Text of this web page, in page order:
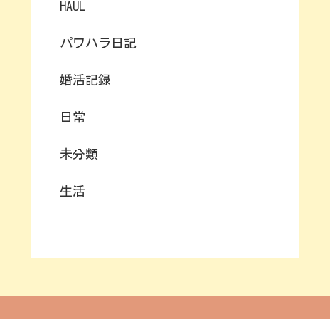
HAUL
パワハラ日記
婚活記録
日常
未分類
生活